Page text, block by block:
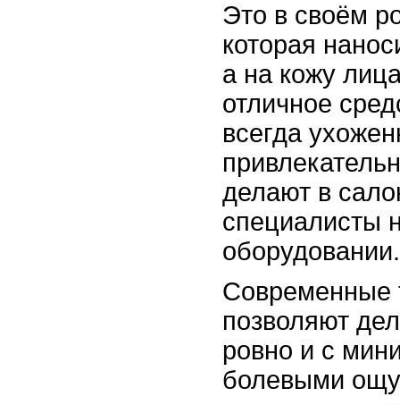
Это в своём
которая
а на кожу
отличное
всегда
делают в
специалисты
оборудовании.
Современные
позволяют
ровно и с
болевыми